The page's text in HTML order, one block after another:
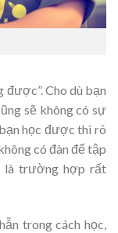
được”. Cho dù bạn
sẽ không có sự
học được thì rõ
có đàn để tập
là trường hợp rất
trong cách học,